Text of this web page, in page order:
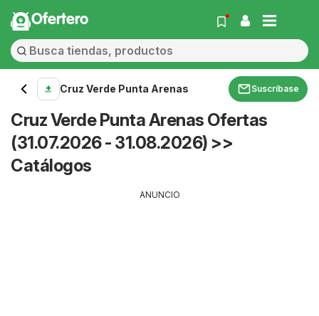
Ofertero
Cruz Verde Punta Arenas Suscríbase
Cruz Verde Punta Arenas Ofertas
(31.07.2026 - 31.08.2026) >>
Catálogos
ANUNCIO